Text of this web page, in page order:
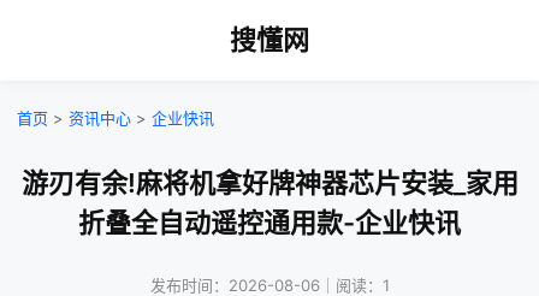
搜懂网
首页 > 资讯中心 > 企业快讯
游刃有余!麻将机拿好牌神器芯片安装_家用
折叠全自动遥控通用款-企业快讯
发布时间：2026-08-06｜阅读：1